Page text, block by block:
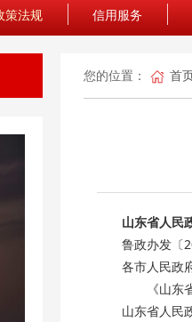
策法规 信用服务
您的位置： 首
山东省人民
鲁政办发〔
各市人民政
《山东省
山东省人民